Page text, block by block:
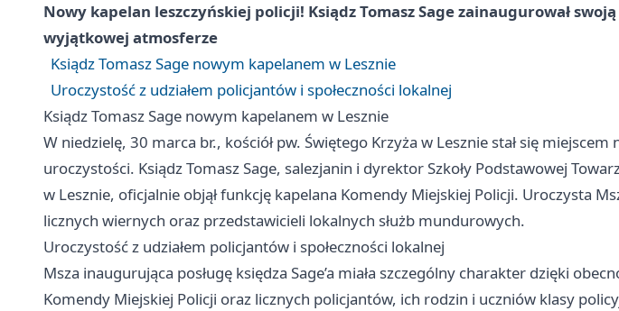
Nowy kapelan leszczyńskiej policji! Ksiądz Tomasz Sage zainaugurował swoją
wyjątkowej atmosferze
Ksiądz Tomasz Sage nowym kapelanem w Lesznie
Uroczystość z udziałem policjantów i społeczności lokalnej
Ksiądz Tomasz Sage nowym kapelanem w Lesznie
W niedzielę, 30 marca br., kościół pw. Świętego Krzyża w Lesznie stał się miejscem
uroczystości. Ksiądz Tomasz Sage, salezjanin i dyrektor Szkoły Podstawowej
w Lesznie, oficjalnie objął funkcję kapelana Komendy Miejskiej Policji. Uroczysta
licznych wiernych oraz przedstawicieli lokalnych służb mundurowych.
Uroczystość z udziałem policjantów i społeczności lokalnej
Msza inaugurująca posługę księdza Sage’a miała szczególny charakter dzięki
Komendy Miejskiej Policji oraz licznych policjantów, ich rodzin i uczniów klasy